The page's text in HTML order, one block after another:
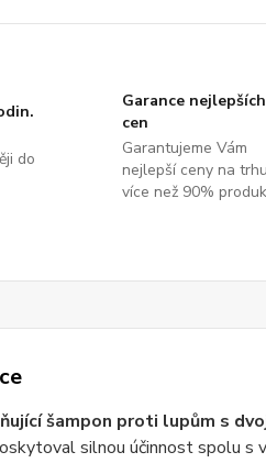
do
Garance nejlepších
cen
Garantujeme Vám
nejlepší ceny na
více než 90%
šampon proti lupům s
silnou účinnost spolu s